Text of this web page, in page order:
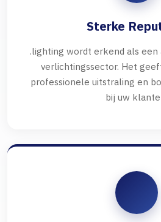
Sterke
.lighting wordt erkend als
verlichtingssector. Het
professionele uitstraling en
bij uw